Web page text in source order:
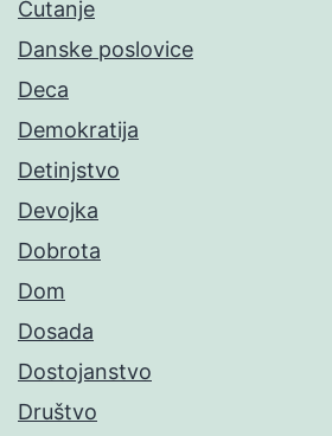
Ćutanje
Danske poslovice
Deca
Demokratija
Detinjstvo
Devojka
Dobrota
Dom
Dosada
Dostojanstvo
Društvo